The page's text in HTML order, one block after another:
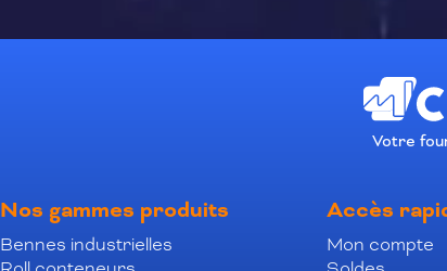
Votre
Nos gammes produits
Bennes industrielles
Accès
Mon compte